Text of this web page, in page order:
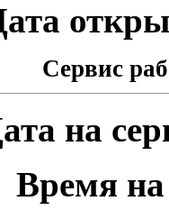
Сервис
на
Время на